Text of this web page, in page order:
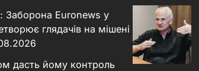
Заборона Euronews у
глядачів на мішені
дасть йому контроль